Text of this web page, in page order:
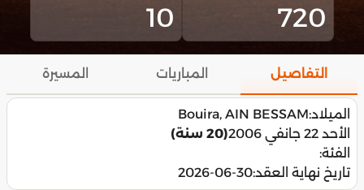
720
10
التفاصيل المباريات المسيرة
الميلاد:Bouira, AIN BESSAM
الأحد 22 جانفي 2006
(20 سنة)
الفئة:
تاريخ نهاية العقد:2026-06-30